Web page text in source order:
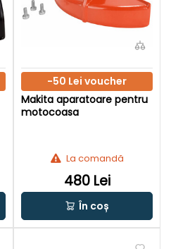
-50 Lei voucher
Makita aparatoare pentru
motocoasa
La comandă
480 Lei
În coș